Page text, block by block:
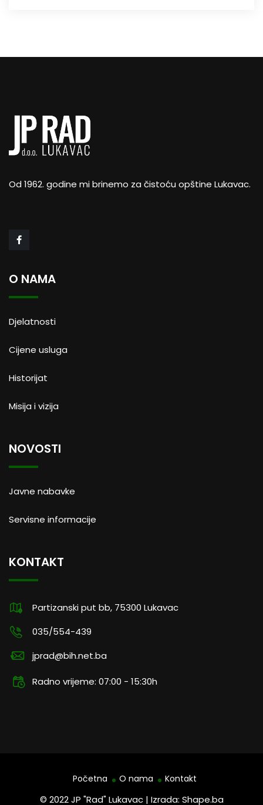
Od 1962. godine mi brinemo za čistoću opštine Lukavac.
O NAMA
Djelatnosti
Cijene usluga
Historijat
Misija i vizija
NOVOSTI
Javne nabavke
Servisne informacije
KONTAKT
Partizanski put bb, 75300 Lukavac
035/554-439
jprad@bih.net.ba
Radno vrijeme: 07:00 - 15:30h
© 2022 JP "Rad" Lukavac | Izrada: Shape.ba
Početna O nama Kontakt